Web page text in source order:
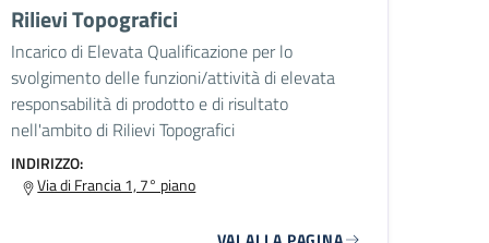
Rilievi Topografici
Incarico di Elevata Qualificazione per lo
svolgimento delle funzioni/attività di elevata
responsabilità di prodotto e di risultato
nell'ambito di Rilievi Topografici
INDIRIZZO:
Via di Francia 1, 7° piano